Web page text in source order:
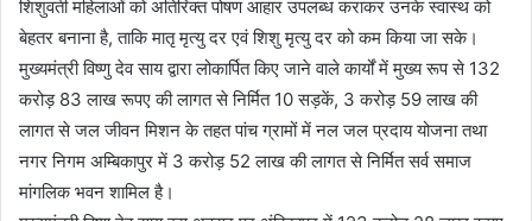
शिशुवती महिलाओं को अतिरिक्त पोषण आहार उपलब्ध कराकर उनके स्वास्थ को
बेहतर बनाना है, ताकि मातृ मृत्यु दर एवं शिशु मृत्यु दर को कम किया जा सके।
मुख्यमंत्री विष्णु देव साय द्वारा लोकार्पित किए जाने वाले कार्यों में मुख्य रूप से 132
करोड़ 83 लाख रूपए की लागत से निर्मित 10 सड़कें, 3 करोड़ 59 लाख की
लागत से जल जीवन मिशन के तहत पांच ग्रामों में नल जल प्रदाय योजना तथा
नगर निगम अम्बिकापुर में 3 करोड़ 52 लाख की लागत से निर्मित सर्व समाज
मांगलिक भवन शामिल है।